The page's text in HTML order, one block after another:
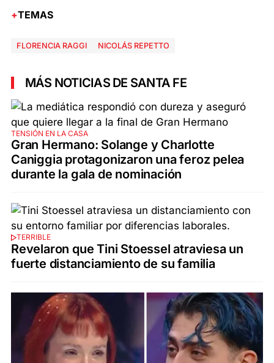
TEMAS
FLORENCIA RAGGI NICOLÁS REPETTO
MÁS NOTICIAS DE SANTA FE
TENSIÓN EN LA CASA
Gran Hermano: Solange y Charlotte
Caniggia protagonizaron una feroz pelea
durante la gala de nominación
TERRIBLE
Revelaron que Tini Stoessel atraviesa un
fuerte distanciamiento de su familia